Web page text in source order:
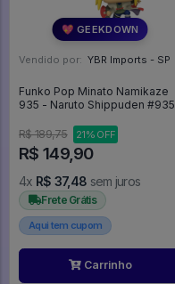
💖 GEEKDOWN
Vendido por: YBR Imports - SP
Funko Pop Minato Namikaze
935 - Naruto Shippuden #935
R$ 189,75 21% OFF
R$ 149,90
4x R$ 37,48 sem juros
Frete Grátis
Aqui tem cupom
Carrinho